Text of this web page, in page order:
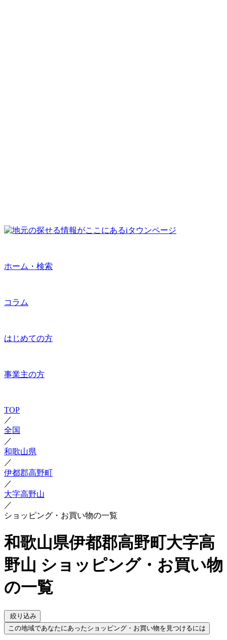
ホーム・検索
コラム
はじめての方
事業主の方
TOP
／
全国
／
和歌山県
／
伊都郡高野町
／
大字高野山
／
ショッピング・お買い物の一覧
和歌山県伊都郡高野町大字高
野山 ショッピング・お買い物
の一覧
絞り込み
この地域であなたにあったショッピング・お買い物を見つけるには